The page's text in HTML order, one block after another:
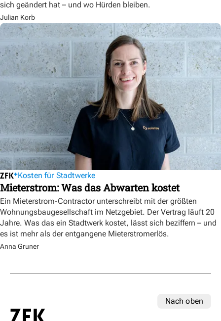
sich geändert hat – und wo Hürden bleiben.
Julian Korb
Kosten für Stadtwerke
Mieterstrom: Was das Abwarten kostet
Ein Mieterstrom-Contractor unterschreibt mit der größten
Wohnungsbaugesellschaft im Netzgebiet. Der Vertrag läuft 20
Jahre. Was das ein Stadtwerk kostet, lässt sich beziffern – und
es ist mehr als der entgangene Mieterstromerlös.
Anna Gruner
Nach oben